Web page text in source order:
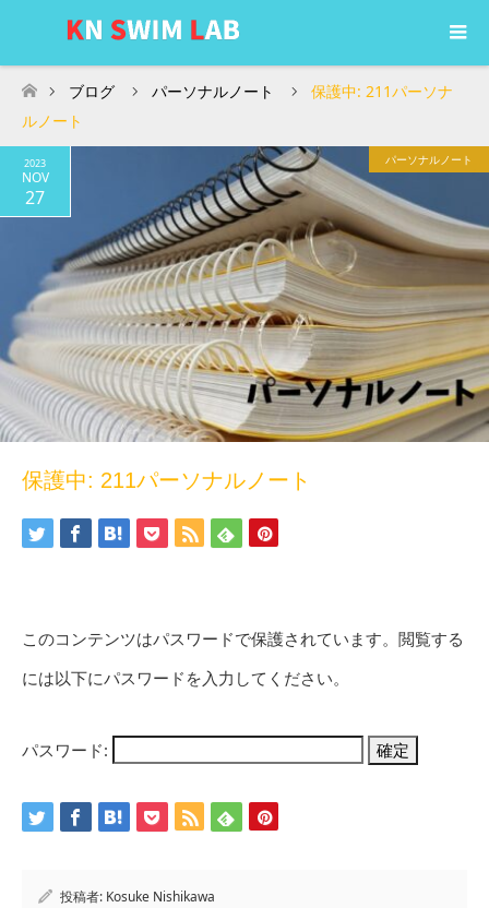
ホーム
ブログ パーソナルノート
保護中: 211パーソナ
ルノート
2023
NOV
27
パーソナルノート
保護中: 211パーソナルノート
このコンテンツはパスワードで保護されています。閲覧する
には以下にパスワードを入力してください。
パスワード:
投稿者: Kosuke Nishikawa